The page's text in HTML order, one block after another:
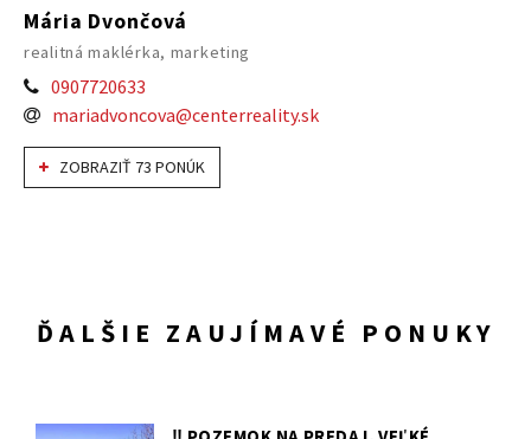
Mária Dvončová
realitná maklérka, marketing
0907720633
mariadvoncova@centerreality.sk
ZOBRAZIŤ 73 PONÚK
ĎALŠIE ZAUJÍMAVÉ PONUKY